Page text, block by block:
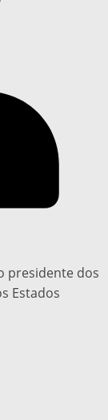
presidente dos
Estados